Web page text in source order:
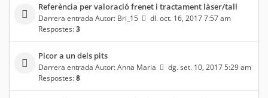
Referència per valoració frenet i tractament làser/tall
Darrera entrada Autor: Bri_15
dl. oct. 16, 2017 7:57 am
Respostes:3
Picor a un dels pits
Darrera entrada Autor:Anna Maria
dg. set. 10, 2017 5:29 am
Respostes:8